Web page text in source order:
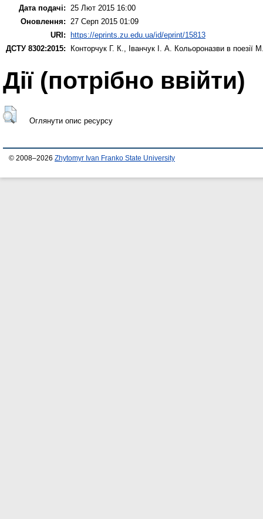
Дата подачі:
25 Лют 2015 16:00
Оновлення:
27 Серп 2015 01:09
URI: https://eprints.zu.edu.ua/id/eprint/15813
ДСТУ 8302:2015:
Конторчук Г. К. Іванчук І. А. Кольороназви в поезії
Дії ​​(потрібно ввійти)
Оглянути опис ресурсу
© 2008–2026 Zhytomyr Ivan Franko State University